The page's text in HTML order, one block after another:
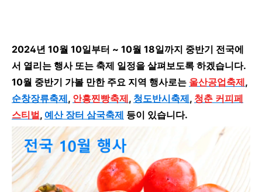
2024년 10월 10일부터 ~ 10월 18일까지 중반기 전국에
서 열리는 행사 또는 축제 일정을 살펴보도록 하겠습니다.
10월 중반기 가볼 만한 주요 지역 행사로는 울산공업축제,
순창장류축제, 안흥찐빵축제, 청도반시축제, 청춘 커피페
스티벌, 예산 장터 삼국축제 등이 있습니다.